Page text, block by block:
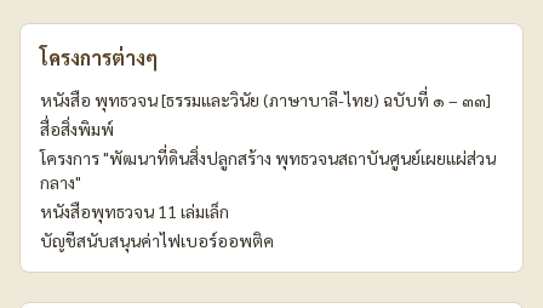
โครงการต่างๆ
หนังสือ พุทธวจน [ธรรมและวินัย (ภาษาบาลี-ไทย) ฉบับที่ ๑ – ๓๓]
สื่อสิ่งพิมพ์
โครงการ "พัฒนาที่ดินสิ่งปลูกสร้าง พุทธวจนสถาบันศูนย์เผยแผ่ส่วน
กลาง"
หนังสือพุทธวจน 11 เล่มเล็ก
บัญชีสนับสนุนค่าไฟเบอร์ออพติค